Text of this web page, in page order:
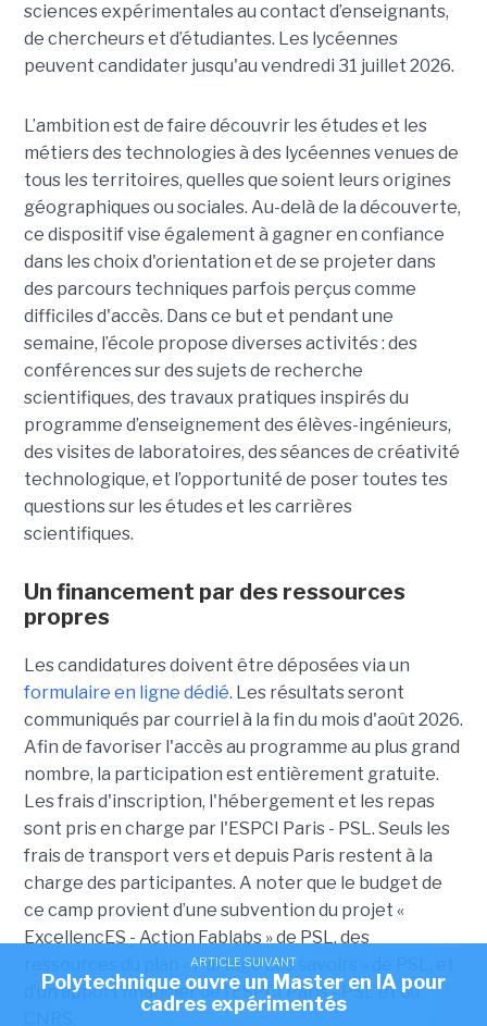
sciences expérimentales au contact d’enseignants,
de chercheurs et d’étudiantes. Les lycéennes
peuvent candidater jusqu'au vendredi 31 juillet 2026.
L’ambition est de faire découvrir les études et les
métiers des technologies à des lycéennes venues de
tous les territoires, quelles que soient leurs origines
géographiques ou sociales. Au-delà de la découverte,
ce dispositif vise également à gagner en confiance
dans les choix d'orientation et de se projeter dans
des parcours techniques parfois perçus comme
difficiles d'accès. Dans ce but et pendant une
semaine, l’école propose diverses activités : des
conférences sur des sujets de recherche
scientifiques, des travaux pratiques inspirés du
programme d’enseignement des élèves-ingénieurs,
des visites de laboratoires, des séances de créativité
technologique, et l’opportunité de poser toutes tes
questions sur les études et les carrières
scientifiques.
Un financement par des ressources
propres
Les candidatures doivent être déposées via un
formulaire en ligne dédié. Les résultats seront
communiqués par courriel à la fin du mois d'août 2026.
Afin de favoriser l'accès au programme au plus grand
nombre, la participation est entièrement gratuite.
Les frais d'inscription, l'hébergement et les repas
sont pris en charge par l'ESPCI Paris - PSL. Seuls les
frais de transport vers et depuis Paris restent à la
charge des participantes. A noter que le budget de
ce camp provient d’une subvention du projet «
ExcellencES - Action Fablabs » de PSL, des
ressources du plan « Partage des savoirs » de PSL, et
d’un apport financier de l’ESPCI Paris - PSL et du
ARTICLE SUIVANT
Polytechnique ouvre un Master en IA pour
cadres expérimentés